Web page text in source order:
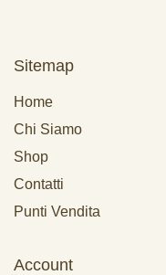
Sitemap
Home
Chi Siamo
Shop
Contatti
Punti Vendita
Account